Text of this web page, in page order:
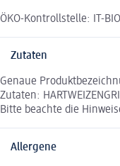
ÖKO-Kontrollstelle: IT-
Zutaten
Genaue
Zutaten:
Bitte beachte die
Allergene